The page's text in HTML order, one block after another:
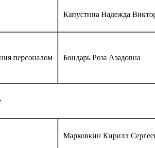
Капустина Надежда
персоналом Бондарь Роза Азадовна
Марковкин Кирилл